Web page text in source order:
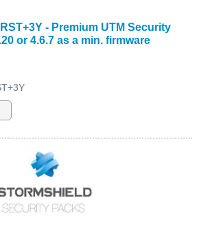
- Premium UTM Security
or 4.6.7 as a min. firmware